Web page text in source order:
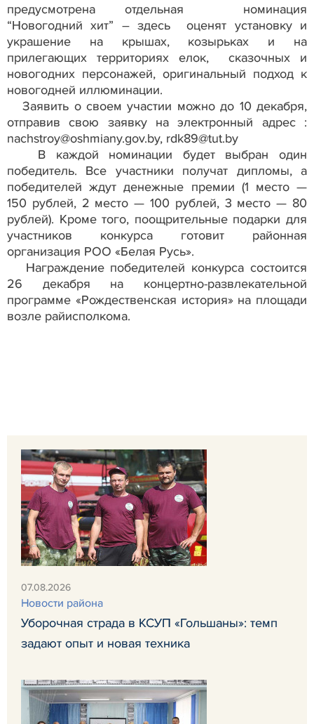
предусмотрена отдельная номинация
“Новогодний хит” – здесь оценят установку и
украшение на крышах, козырьках и на
прилегающих территориях елок, сказочных и
новогодних персонажей, оригинальный подход к
новогодней иллюминации.
Заявить о своем участии можно до 10 декабря,
отправив свою заявку на электронный адрес :
nachstroy@oshmiany.gov.by, rdk89@tut.by
В каждой номинации будет выбран один
победитель. Все участники получат дипломы, а
победителей ждут денежные премии (1 место —
150 рублей, 2 место — 100 рублей, 3 место — 80
рублей). Кроме того, поощрительные подарки для
участников конкурса готовит районная
организация РОО «Белая Русь».
Награждение победителей конкурса состоится
26 декабря на концертно-развлекательной
программе «Рождественская история» на площади
возле райисполкома.
07.08.2026
Новости района
Уборочная страда в КСУП «Гольшаны»: темп
задают опыт и новая техника